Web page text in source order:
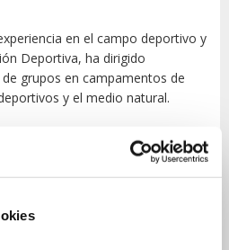
en el campo deportivo y
Deportiva, ha dirigido
grupos en campamentos de
y el medio natural.
de la Actividad Física y del
organización de eventos